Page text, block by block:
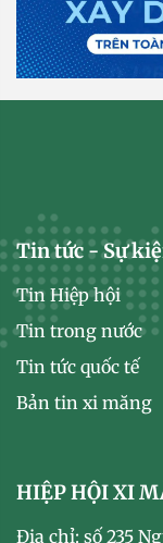
Tin tức - Sự
Tin Hiệp hội
Tin trong nước
Tin tức quốc tế
Bản tin xi măng
HIỆP HỘI XI
Địa chỉ: số 235